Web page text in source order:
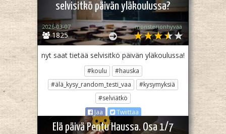
selvisitkö päivän yläkoulussa?
1825
2026-03-07 monsterionhyvää
nyt saat tietää selvisitkö päivän yläkoulussa!
#koulu
#hauska
#älä_kysy_random_testi_vaa
#kysymyksiä
#selviätkö
Jaa
Twiittaa
Elä päivä Pentu Haussa. Osa 1/7